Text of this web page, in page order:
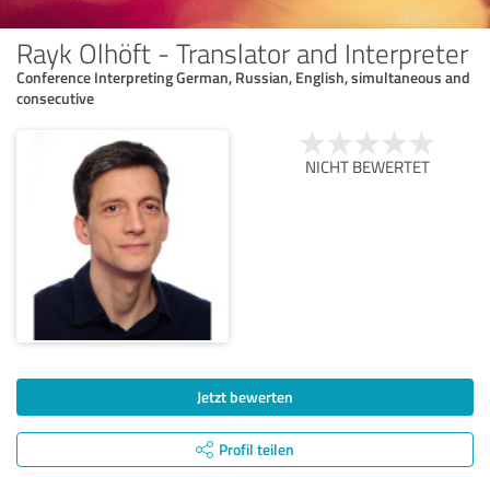
Rayk Olhöft - Translator and Interpreter
Conference Interpreting German, Russian, English, simultaneous and
consecutive
NICHT BEWERTET
Jetzt bewerten
Profil teilen